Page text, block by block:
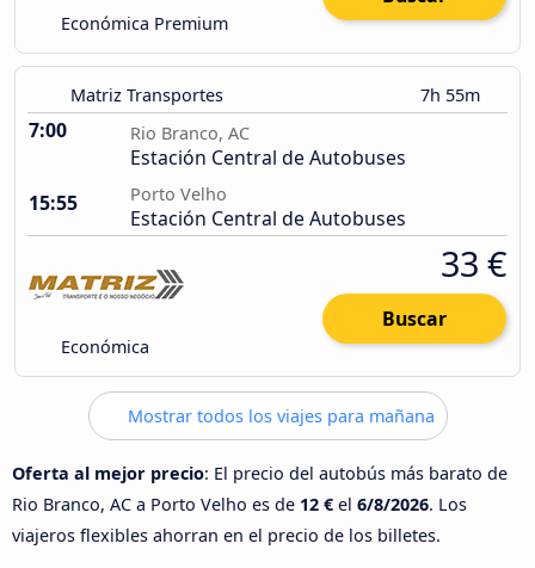
Económica Premium
Matriz Transportes 7h 55m
7:00 Rio Branco, AC
Estación Central de Autobuses
15:55
Porto Velho
Estación Central de Autobuses
Económica
33 €
Buscar
Mostrar todos los viajes para mañana
Oferta al mejor precio: El precio del autobús más barato de
Rio Branco, AC a Porto Velho es de 12 € el 6/8/2026. Los
viajeros flexibles ahorran en el precio de los billetes.